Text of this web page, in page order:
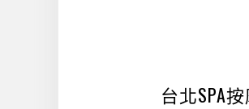
台北SPA